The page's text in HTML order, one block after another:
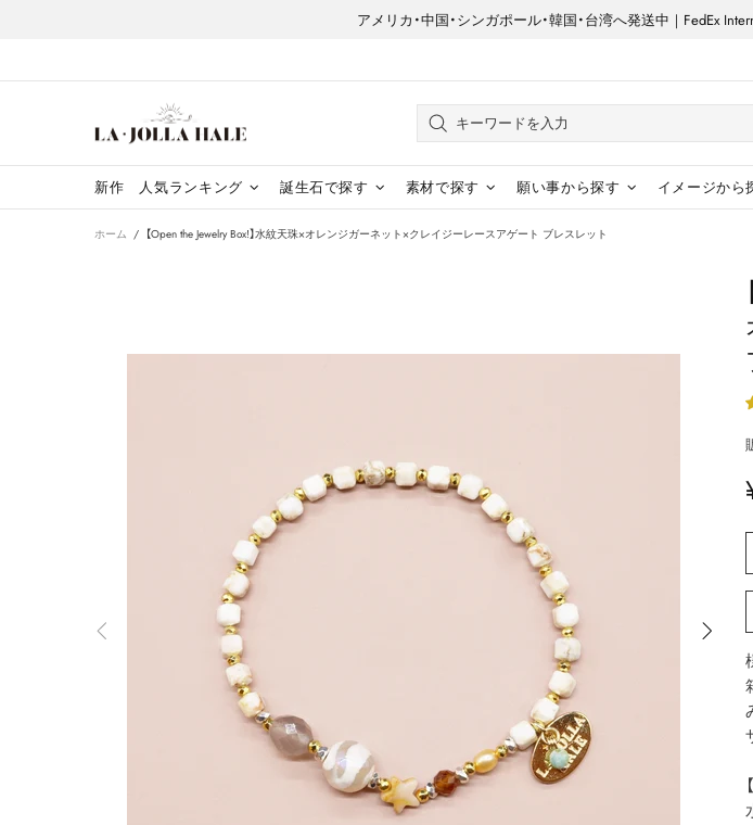
アメリカ・中国・シンガポール・韓国・台湾へ発送中｜FedEx
新作 人気ランキング 誕生石で探す 素材で探す 願い事から探す イメージから
ホーム 【Open the Jewelry Box!】水紋天珠×オレンジガーネット×クレイジーレースアゲート ブレスレット